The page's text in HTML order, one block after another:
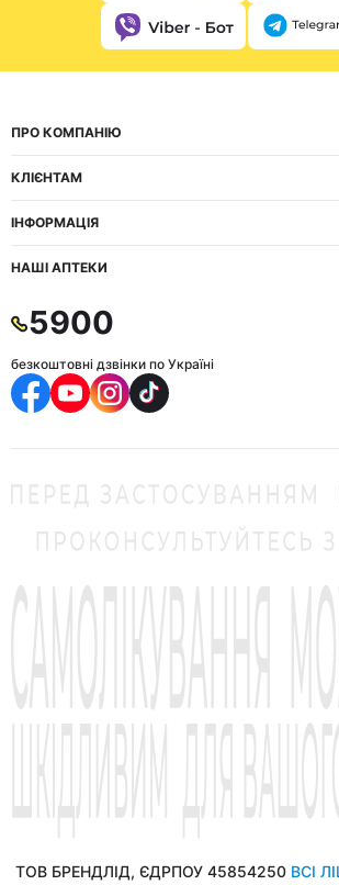
ПРО КОМПАНІЮ
КЛІЄНТАМ
ІНФОРМАЦІЯ
НАШІ АПТЕКИ
5900
безкоштовні дзвінки по Україні
ТОВ БРЕНДЛІД, ЄДРПОУ 45854250 ВСІ